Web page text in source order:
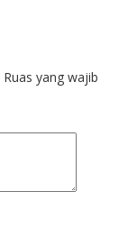
Ruas yang wajib